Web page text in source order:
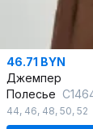
46.71 BYN
Джемпер
Полесье
44, 46, 48, 50, 52